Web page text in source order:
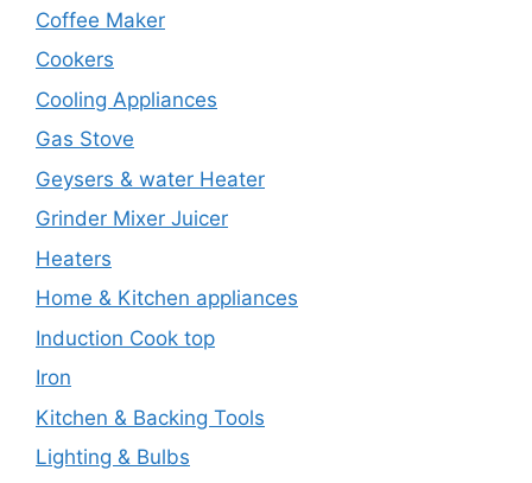
Coffee Maker
Cookers
Cooling Appliances
Gas Stove
Geysers & water Heater
Grinder Mixer Juicer
Heaters
Home & Kitchen appliances
Induction Cook top
Iron
Kitchen & Backing Tools
Lighting & Bulbs